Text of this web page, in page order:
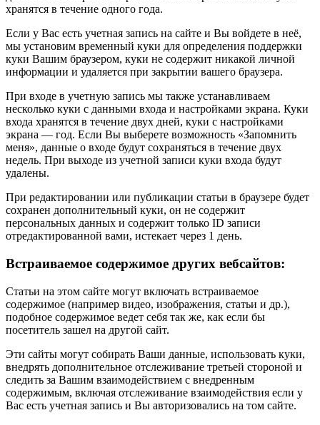
хранятся в течение одного года.
Если у Вас есть учетная запись на сайте и Вы войдете в неё,
мы установим временный куки для определения поддержки
куки Вашим браузером, куки не содержит никакой личной
информации и удаляется при закрытии вашего браузера.
При входе в учетную запись мы также устанавливаем
несколько куки с данными входа и настройками экрана. Куки
входа хранятся в течение двух дней, куки с настройками
экрана — год. Если Вы выберете возможность «Запомнить
меня», данные о входе будут сохраняться в течение двух
недель. При выходе из учетной записи куки входа будут
удалены.
При редактировании или публикации статьи в браузере будет
сохранен дополнительный куки, он не содержит
персональных данных и содержит только ID записи
отредактированной вами, истекает через 1 день.
Встраиваемое содержимое других вебсайтов:
Статьи на этом сайте могут включать встраиваемое
содержимое (например видео, изображения, статьи и др.),
подобное содержимое ведет себя так же, как если бы
посетитель зашел на другой сайт.
Эти сайты могут собирать Ваши данные, использовать куки,
внедрять дополнительное отслеживание третьей стороной и
следить за Вашим взаимодействием с внедренным
содержимым, включая отслеживание взаимодействия если у
Вас есть учетная запись и Вы авторизовались на том сайте.